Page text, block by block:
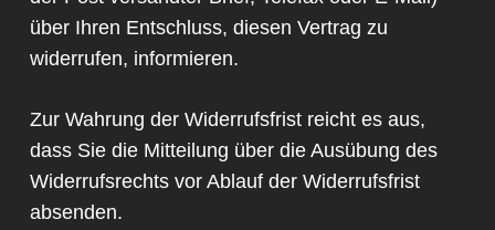
über Ihren Entschluss, diesen Vertrag zu
widerrufen, informieren.
Zur Wahrung der Widerrufsfrist reicht es aus,
dass Sie die Mitteilung über die Ausübung des
Widerrufsrechts vor Ablauf der Widerrufsfrist
absenden.